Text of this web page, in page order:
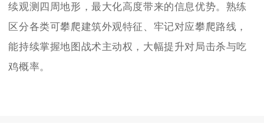
续观测四周地形，最大化高度带来的信息优势。熟练
区分各类可攀爬建筑外观特征、牢记对应攀爬路线，
能持续掌握地图战术主动权，大幅提升对局击杀与吃
鸡概率。